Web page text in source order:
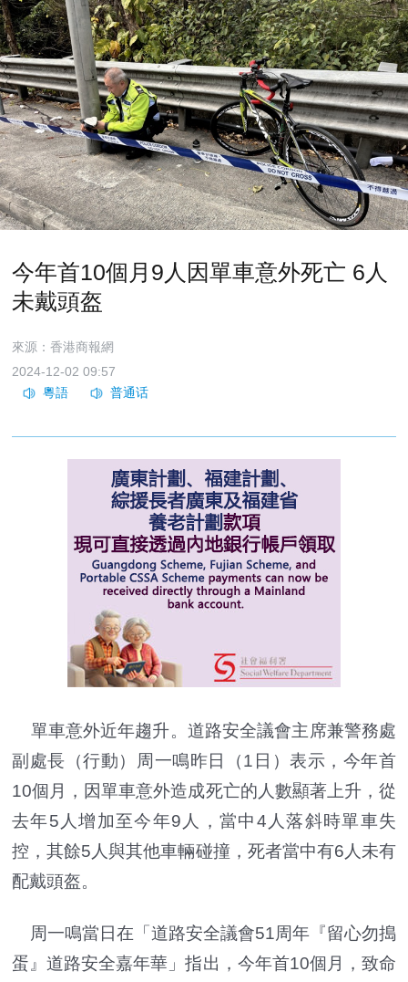
今年首10個月9人因單車意外死亡 6人
未戴頭盔
來源：香港商報網
2024-12-02 09:57
單車意外近年趨升。道路安全議會主席兼警務處
副處長（行動）周一鳴昨日（1日）表示，今年首
10個月，因單車意外造成死亡的人數顯著上升，從
去年5人增加至今年9人，當中4人落斜時單車失
控，其餘5人與其他車輛碰撞，死者當中有6人未有
配戴頭盔。
周一鳴當日在「道路安全議會51周年『留心勿搗
蛋』道路安全嘉年華」指出，今年首10個月，致命